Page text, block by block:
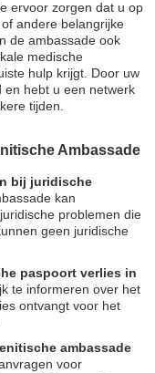
ervoor zorgen dat u op
andere belangrijke
de ambassade ook
medische
hulp krijgt. Door uw
en hebt u een netwerk
tijden.
Ambassade
bij juridische
kan
problemen die
geen juridische
paspoort verlies in
te informeren over het
ontvangt voor het
ambassade
voor